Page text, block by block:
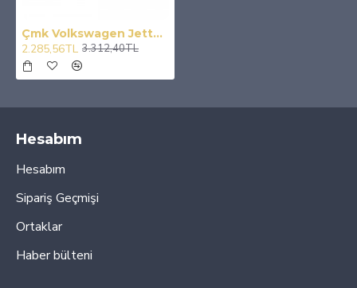
Çmk Volkswagen Jetta Mk5 , Golf 5, Golf 6 , Passat B7 2012 Pedal Seti (Manuel)
2.285,56TL 3.312,40TL
Hesabım
Hesabım
Sipariş Geçmişi
Ortaklar
Haber bülteni